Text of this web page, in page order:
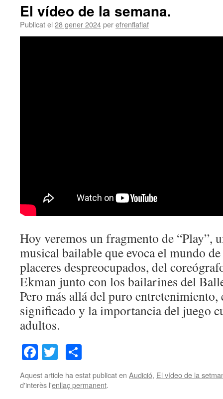
El vídeo de la semana.
Publicat el 28 gener 2024perefrenflaflaf
Hoy veremos un fragmento de “Play”,
musical bailable que evoca el mundo
placeres despreocupados, del
Ekman junto con los bailarines del
Pero más allá del puro entretenimiento,
significado y la importancia del juego
adultos.
Facebook
Twitter
Aquest article ha estat publicat en Audició, El vídeo de la
d'interès l'enllaç permanent.